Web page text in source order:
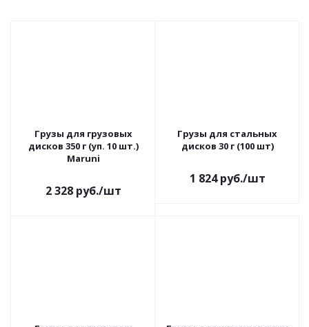
Грузы для грузовых
дисков 350 г (уп. 10 шт.)
Maruni
2 328руб./шт
Грузы для стальных
дисков 30 г (100 шт)
1 824руб./шт